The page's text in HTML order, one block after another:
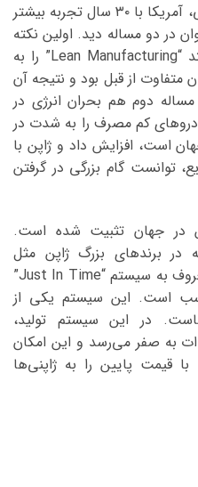
دلیل اینکه چرا بعد از جنگ جهانی، آمریکا با ۳۰ سال تجربه بیشتر
در دو مساله دید. اولین نکته
این بود که ژاپنی‌ها اولین بار متد “Lean Manufacturing” را به
متفاوت از قبل بود و نتیجه آن
مساله دوم هم بحران انرژی در
خودروهای کم مصرف را به شدت در
است، افزایش داد و ژاپن با
توانست گام بزرگی در گرفتن
در جهان تثبیت شده است.
در برندهای بزرگ ژاپن مثل
میتسوبیشی استفاده می‌شود، معروف به سیستم “Just In Time”
است. این سیستم یکی از
در این سیستم تولید،
به صفر می‌رسد و این امکان
قیمت پایین را به ژاپنی‌ها